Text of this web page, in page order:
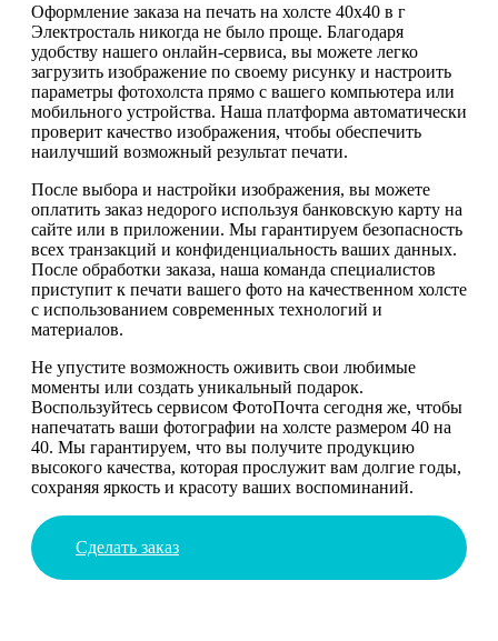
Оформление заказа на печать на холсте 40х40 в г
Электросталь никогда не было проще. Благодаря
удобству нашего онлайн-сервиса, вы можете легко
загрузить изображение по своему рисунку и настроить
параметры фотохолста прямо с вашего компьютера или
мобильного устройства. Наша платформа автоматически
проверит качество изображения, чтобы обеспечить
наилучший возможный результат печати.
После выбора и настройки изображения, вы можете
оплатить заказ недорого используя банковскую карту на
сайте или в приложении. Мы гарантируем безопасность
всех транзакций и конфиденциальность ваших данных.
После обработки заказа, наша команда специалистов
приступит к печати вашего фото на качественном холсте
с использованием современных технологий и
материалов.
Не упустите возможность оживить свои любимые
моменты или создать уникальный подарок.
Воспользуйтесь сервисом ФотоПочта сегодня же, чтобы
напечатать ваши фотографии на холсте размером 40 на
40. Мы гарантируем, что вы получите продукцию
высокого качества, которая прослужит вам долгие годы,
сохраняя яркость и красоту ваших воспоминаний.
Сделать заказ